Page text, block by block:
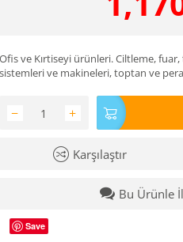
Ofis ve Kırtiseyi ürünleri. Ciltleme,
sistemleri ve makineleri, toptan ve
+
−
Karşılaştır
Bu Ürünle
Save